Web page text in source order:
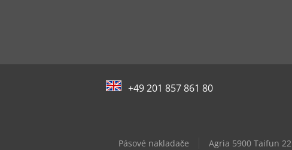
+49 201 857 861 80
Pásové nakladače Agria 5900 Taifun 22